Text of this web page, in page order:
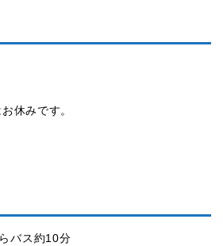
休みです。
バス約10分